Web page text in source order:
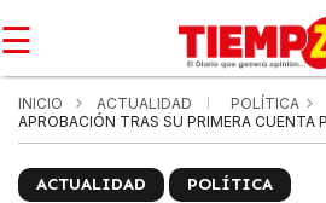
☰
INICIO ACTUALIDAD POLÍTICA
APROBACIÓN TRAS SU PRIMERA CUENTA
ACTUALIDAD POLÍTICA